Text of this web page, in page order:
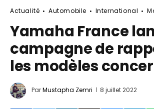
Actualité Automobile International
Yamaha France
campagne de
les modèles
ParMustapha Zemri 8 juillet 2022